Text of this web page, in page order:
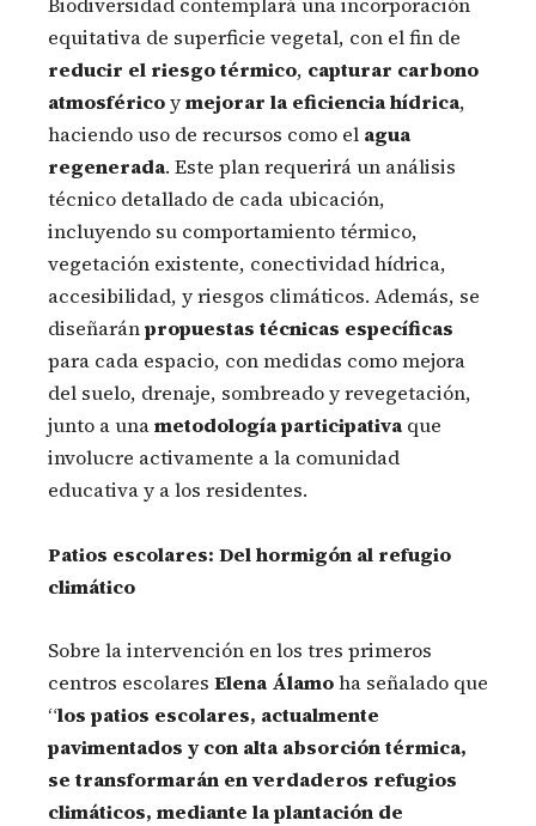
Biodiversidad contemplará una incorporación
equitativa de superficie vegetal, con el fin de
reducir el riesgo térmico, capturar carbono
atmosféricoymejorar la eficiencia hídrica,
haciendo uso de recursos como el agua
regenerada. Este plan requerirá un análisis
técnico detallado de cada ubicación,
incluyendo su comportamiento térmico,
vegetación existente, conectividad hídrica,
accesibilidad, y riesgos climáticos. Además, se
diseñaránpropuestas técnicas específicas
para cada espacio, con medidas como mejora
del suelo, drenaje, sombreado y revegetación,
junto a unametodología participativa que
involucre activamente a la comunidad
educativa y a los residentes.
Patios escolares: Del hormigón al refugio
climático
Sobre la intervención en los tres primeros
centros escolares Elena Álamoha señalado que
“los patios escolares, actualmente
pavimentados y con alta absorción térmica,
se transformarán en verdaderos refugios
climáticos, mediante la plantación de